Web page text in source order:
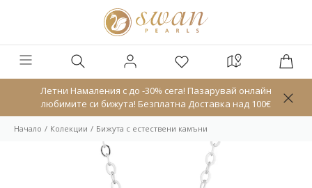
Летни Намаления с до -30% сега! Пазарувай онлайн
любимите си бижута! Безплатна Доставка над 100€
Начало Колекции Бижута с естествени камъни